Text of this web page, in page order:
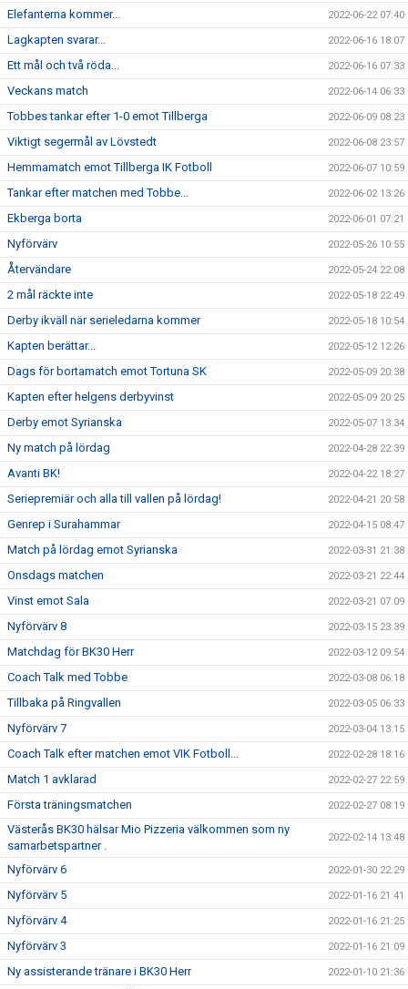
Elefanterna kommer... 2022-06-22 07:40
Lagkapten svarar... 2022-06-16 18:07
Ett mål och två röda... 2022-06-16 07:33
Veckans match 2022-06-14 06:33
Tobbes tankar efter 1-0 emot Tillberga 2022-06-09 08:23
Viktigt segermål av Lövstedt 2022-06-08 23:57
Hemmamatch emot Tillberga IK Fotboll 2022-06-07 10:59
Tankar efter matchen med Tobbe... 2022-06-02 13:26
Ekberga borta 2022-06-01 07:21
Nyförvärv 2022-05-26 10:55
Återvändare 2022-05-24 22:08
2 mål räckte inte 2022-05-18 22:49
Derby ikväll när serieledarna kommer 2022-05-18 10:54
Kapten berättar... 2022-05-12 12:26
Dags för bortamatch emot Tortuna SK 2022-05-09 20:38
Kapten efter helgens derbyvinst 2022-05-09 20:25
Derby emot Syrianska 2022-05-07 13:34
Ny match på lördag 2022-04-28 22:39
Avanti BK! 2022-04-22 18:27
Seriepremiär och alla till vallen på lördag! 2022-04-21 20:58
Genrep i Surahammar 2022-04-15 08:47
Match på lördag emot Syrianska 2022-03-31 21:38
Onsdags matchen 2022-03-21 22:44
Vinst emot Sala 2022-03-21 07:09
Nyförvärv 8 2022-03-15 23:39
Matchdag för BK30 Herr 2022-03-12 09:54
Coach Talk med Tobbe 2022-03-08 06:18
Tillbaka på Ringvallen 2022-03-05 06:33
Nyförvärv 7 2022-03-04 13:15
Coach Talk efter matchen emot VIK Fotboll... 2022-02-28 18:16
Match 1 avklarad 2022-02-27 22:59
Första träningsmatchen 2022-02-27 08:19
Västerås BK30 hälsar Mio Pizzeria välkommen som ny
samarbetspartner .
2022-02-14 13:48
Nyförvärv 6 2022-01-30 22:29
Nyförvärv 5 2022-01-16 21:41
Nyförvärv 4 2022-01-16 21:25
Nyförvärv 3 2022-01-16 21:09
Ny assisterande tränare i BK30 Herr 2022-01-10 21:36